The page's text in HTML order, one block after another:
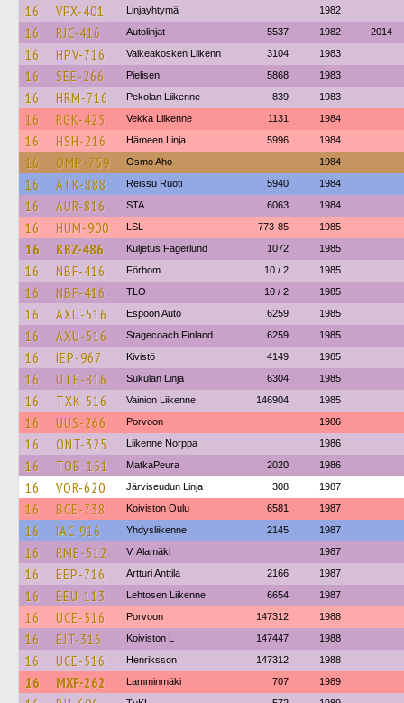
16 VPX-401 Linjayhtymä 1982
16 RJC-416 Autolinjat 5537 1982 2014
16 HPV-716 Valkeakosken Liikenn 3104 1983
16 SEE-266 Pielisen 5868 1983
16 HRM-716 Pekolan Liikenne 839 1983
16 RGK-425 Vekka Liikenne 1131 1984
16 HSH-216 Hämeen Linja 5996 1984
16 OMP-759 Osmo Aho 1984
16 ATK-888 Reissu Ruoti 5940 1984
16 AUR-816 STA 6063 1984
16 HUM-900 LSL 773-85 1985
16 KBZ-486 Kuljetus Fagerlund 1072 1985
16 NBF-416 Förbom 10 / 2 1985
16 NBF-416 TLO 10 / 2 1985
16 AXU-516 Espoon Auto 6259 1985
16 AXU-516 Stagecoach Finland 6259 1985
16 IEP-967 Kivistö 4149 1985
16 UTE-816 Sukulan Linja 6304 1985
16 TXK-516 Vainion Liikenne 146904 1985
16 UUS-266 Porvoon 1986
16 ONT-325 Liikenne Norppa 1986
16 TOB-151 MatkaPeura 2020 1986
16 VOR-620 Järviseudun Linja 308 1987
16 BCE-738 Koiviston Oulu 6581 1987
16 IAC-916 Yhdysliikenne 2145 1987
16 RME-512 V. Alamäki 1987
16 EEP-716 Artturi Anttila 2166 1987
16 EEU-113 Lehtosen Liikenne 6654 1987
16 UCE-516 Porvoon 147312 1988
16 EJT-316 Koiviston L 147447 1988
16 UCE-516 Henriksson 147312 1988
16 MXF-262 Lamminmäki 707 1989